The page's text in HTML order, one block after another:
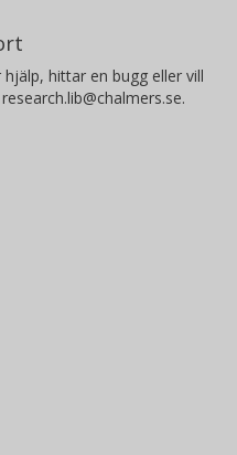
hittar en bugg eller vill